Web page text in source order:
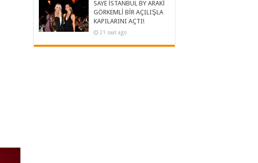
SAYE İSTANBUL BY ARAKİ
GÖRKEMLİ BİR AÇILIŞLA
KAPILARINI AÇTI!
21 saat ago